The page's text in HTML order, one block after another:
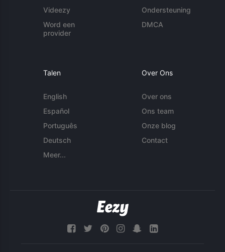
Videezy
Word een
provider
Ondersteuning
DMCA
Talen
English
Español
Português
Deutsch
Meer...
Over Ons
Over ons
Ons team
Onze blog
Contact